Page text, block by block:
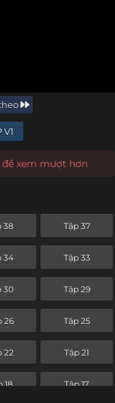
V1
để xem mượt hơn
38 Tập 37
34 Tập 33
30 Tập 29
26 Tập 25
22 Tập 21
18 Tập 17